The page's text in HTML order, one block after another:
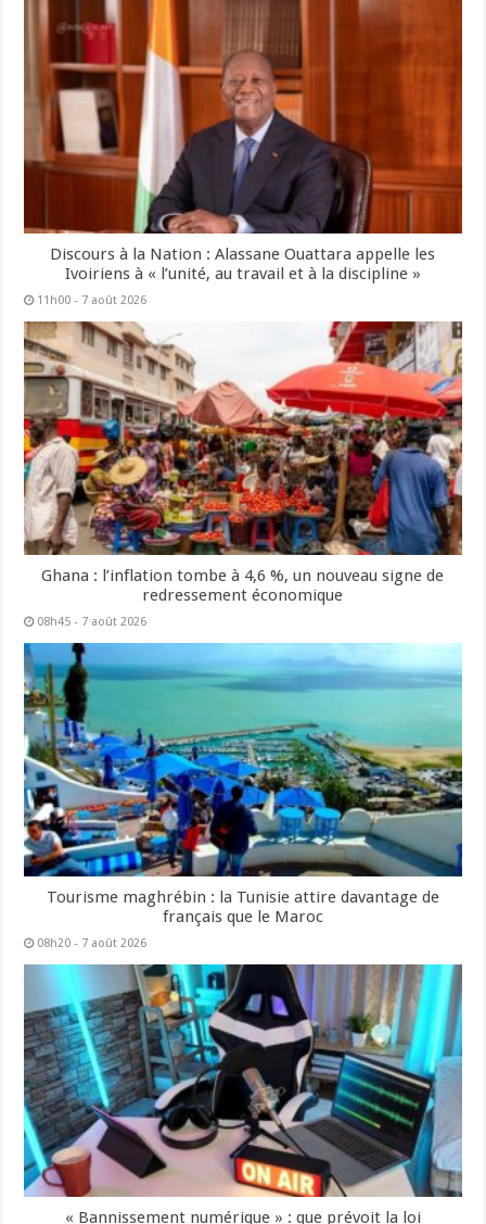
Discours à la Nation : Alassane Ouattara appelle les
Ivoiriens à « l’unité, au travail et à la discipline »
11h00 - 7 août 2026
Ghana : l’inflation tombe à 4,6 %, un nouveau signe de
redressement économique
08h45 - 7 août 2026
Tourisme maghrébin : la Tunisie attire davantage de
français que le Maroc
08h20 - 7 août 2026
« Bannissement numérique » : que prévoit la loi